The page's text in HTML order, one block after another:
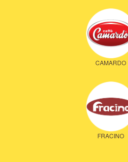
CAMARDO
FRACINO